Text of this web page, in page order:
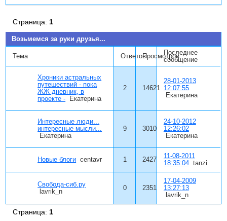
Возьмемся за руки друзья...
Страница: 1
Тема ОтветовПросмотровПоследнее
сообщение
Хроники астральных
путешествий - пока
ЖЖ-дневник, в
проекте -
Екатерина
2 14621
28-01-2013
12:07:55
Екатерина
Интересные люди...
интересные мысли...
Екатерина
9 3010
24-10-2012
12:26:02
Екатерина
Новые блоги centavr 1 2427
11-08-2011
18:35:04 tanzi
Свобода-сиб.ру
lavrik_n
0 2351
17-04-2009
13:27:13
lavrik_n
Страница:1